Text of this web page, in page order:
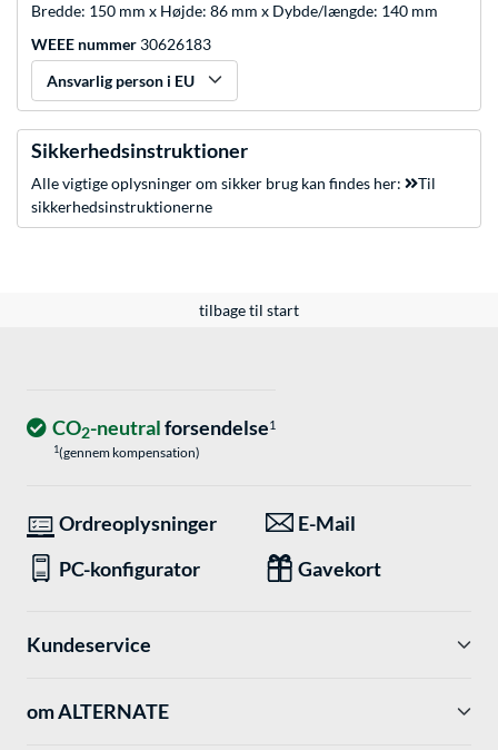
Bredde: 150 mm x Højde: 86 mm x Dybde/længde: 140 mm
WEEE nummer 30626183
Ansvarlig person i EU
Sikkerhedsinstruktioner
Alle vigtige oplysninger om sikker brug kan findes her:
Til
sikkerhedsinstruktionerne
tilbage til start
CO2-neutralforsendelse1
1(gennem kompensation)
Ordreoplysninger
E-Mail
PC-konfigurator
Gavekort
Kundeservice
om ALTERNATE